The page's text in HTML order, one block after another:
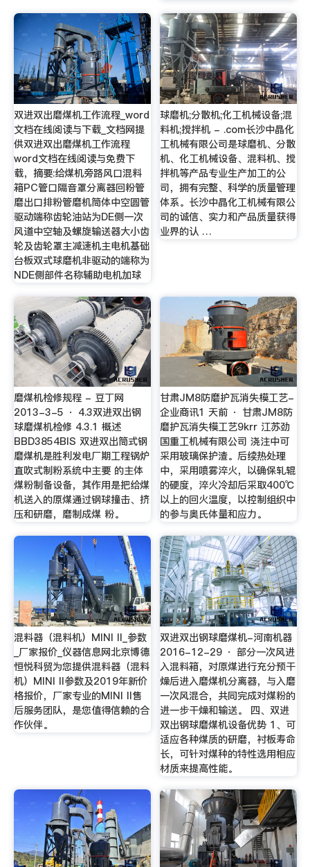
双进双出磨煤机工作流程_word
文档在线阅读与下载_文档网提
供双进双出磨煤机工作流程
word文档在线阅读与免费下
载，摘要:给煤机旁路风口混料
箱PC管口隔音罩分离器回粉管
磨出口排粉管磨机筒体中空圆管
驱动端称齿轮油站为DE侧一次
风道中空轴及螺旋输送器大小齿
轮及齿轮罩主减速机主电机基础
台板双式球磨机非驱动的端称为
NDE侧部件名称辅助电机加球
球磨机;分散机;化工机械设备;混
料机;搅拌机 - .com长沙中晶化
工机械有限公司是球磨机、分散
机、化工机械设备、混料机、搅
拌机等产品专业生产加工的公
司，拥有完整、科学的质量管理
体系。长沙中晶化工机械有限公
司的诚信、实力和产品质量获得
业界的认 …
磨煤机检修规程 - 豆丁网
2013-3-5 · 4.3双进双出钢
球磨煤机检修 4.3.1 概述
BBD3854BIS 双进双出筒式钢
磨煤机是胜利发电厂期工程锅炉
直吹式制粉系统中主要 的主体
煤粉制备设备，其作用是把给煤
机送入的原煤通过钢球撞击、挤
压和研磨，磨制成煤 粉。
甘肃JM8防磨护瓦消失模工艺-
企业商讯1 天前 · 甘肃JM8防
磨护瓦消失模工艺9krr 江苏劲
国重工机械有限公司 浇注中可
采用玻璃保护渣。后续热处理
中，采用喷雾淬火，以确保轧辊
的硬度，淬火冷却后采取400℃
以上的回火温度，以控制组织中
的参与奥氏体量和应力。
混料器（混料机）MINI II_参数
_厂家报价_仪器信息网北京博德
恒悦科贸为您提供混料器（混料
机）MINI II参数及2019年新价
格报价，厂家专业的MINI II售
后服务团队，是您值得信赖的合
作伙伴。
双进双出钢球磨煤机-河南机器
2016-12-29 · 部分一次风进
入混料箱，对原煤进行充分预干
燥后进入磨煤机分离器，与入磨
一次风混合，共同完成对煤粉的
进一步干燥和输送。 四、双进
双出钢球磨煤机设备优势 1、可
适应各种煤质的研磨，衬板寿命
长，可针对煤种的特性选用相应
材质来提高性能。